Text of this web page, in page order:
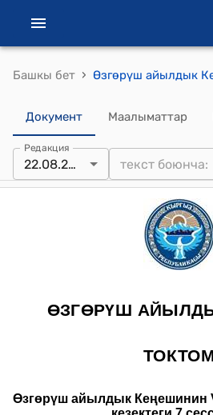
Башкы бет ›
Документ Маалыматтар
Редакция
22.08.2014